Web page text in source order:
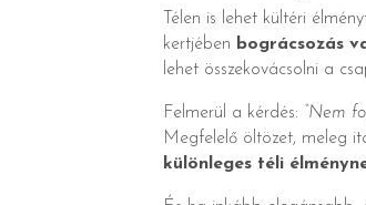
Télen is lehet kültéri
kertjében bográcsozás
lehet összekovácsolni a
Felmerül a kérdés: “Nem
Megfelelő öltözet, meleg
különleges téli